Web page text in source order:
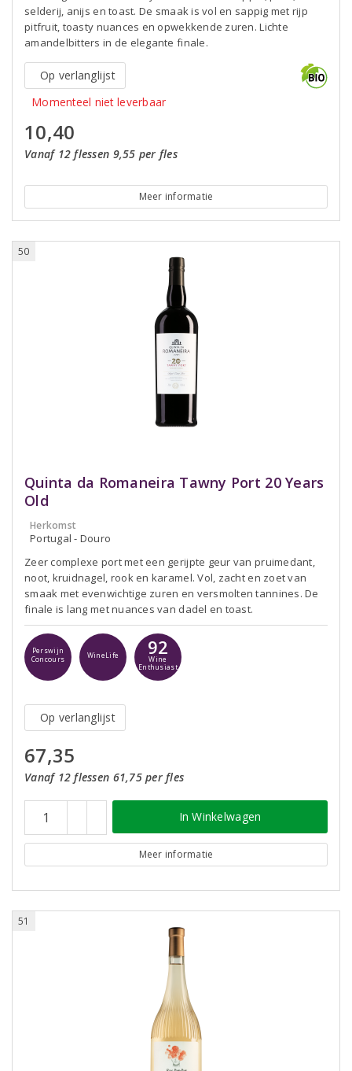
selderij, anijs en toast. De smaak is vol en sappig met rijp
pitfruit, toasty nuances en opwekkende zuren. Lichte
amandelbitters in de elegante finale.
Op verlanglijst
Momenteel niet leverbaar
10,40
Vanaf 12 flessen 9,55 per fles
Meer informatie
50
Quinta da Romaneira Tawny Port 20 Years
Old
Herkomst
Portugal - Douro
Zeer complexe port met een gerijpte geur van pruimedant,
noot, kruidnagel, rook en karamel. Vol, zacht en zoet van
smaak met evenwichtige zuren en versmolten tannines. De
finale is lang met nuances van dadel en toast.
Perswijn
Concours
WineLife 92
Wine
Enthusiast
Op verlanglijst
67,35
Vanaf 12 flessen 61,75 per fles
In Winkelwagen
Meer informatie
51